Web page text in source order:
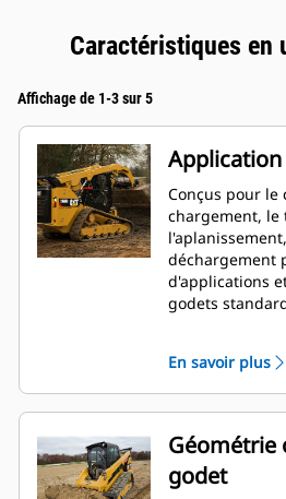
Caractéristiques en
Affichage de 1-3 sur 5
Application
Conçus pour le
chargement, le
déchargement
d'applications
godets
applications
agressives.
En savoir plus
Géométrie
godet